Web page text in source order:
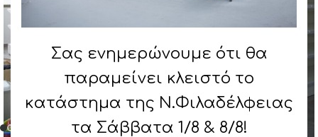
Σας ενημερώνουμε ότι θα
παραμείνει κλειστό το
κατάστημα της Ν.Φιλαδέλφειας
τα Σάββατα 1/8 & 8/8!